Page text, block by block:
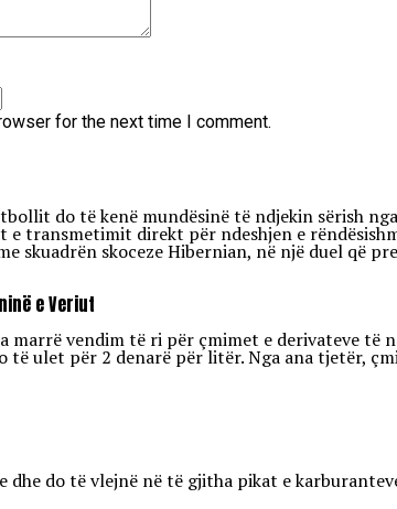
for the next time I comment.
do të kenë mundësinë të ndjekin sërish
transmetimit direkt për ndeshjen e
skuadrën skoceze Hibernian, në një duel që
e Veriut
marrë vendim të ri për çmimet e derivateve
të ulet për 2 denarë për litër. Nga ana tjetër,
dhe do të vlejnë në të gjitha pikat e